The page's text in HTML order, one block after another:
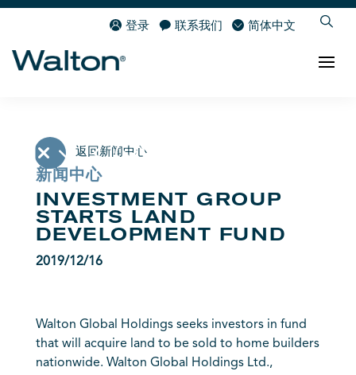
登录 联系我们 简体中文
返回新闻中心
新闻中心
INVESTMENT GROUP
STARTS LAND
DEVELOPMENT FUND
2019/12/16
Walton Global Holdings seeks investors in fund
that will acquire land to be sold to home builders
nationwide. Walton Global Holdings Ltd.,